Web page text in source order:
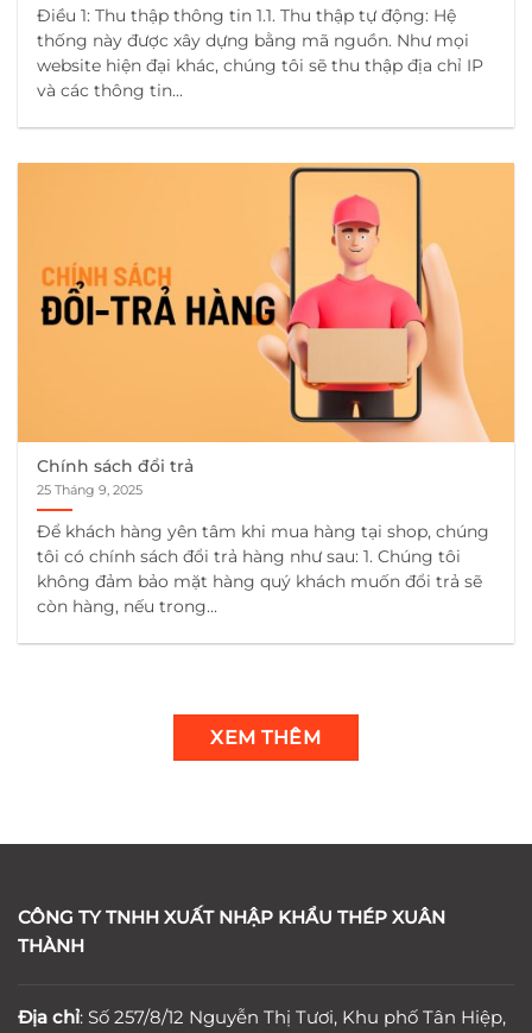
Điều 1: Thu thập thông tin 1.1. Thu thập tự động: Hệ
thống này được xây dựng bằng mã nguồn. Như mọi
website hiện đại khác, chúng tôi sẽ thu thập địa chỉ IP
và các thông tin...
Chính sách đổi trả
25 Tháng 9, 2025
Để khách hàng yên tâm khi mua hàng tại shop, chúng
tôi có chính sách đổi trả hàng như sau: 1. Chúng tôi
không đảm bảo mặt hàng quý khách muốn đổi trả sẽ
còn hàng, nếu trong...
XEM THÊM
CÔNG TY TNHH XUẤT NHẬP KHẨU THÉP XUÂN
THÀNH
Địa chỉ: Số 257/8/12 Nguyễn Thị Tươi, Khu phố Tân Hiệp,